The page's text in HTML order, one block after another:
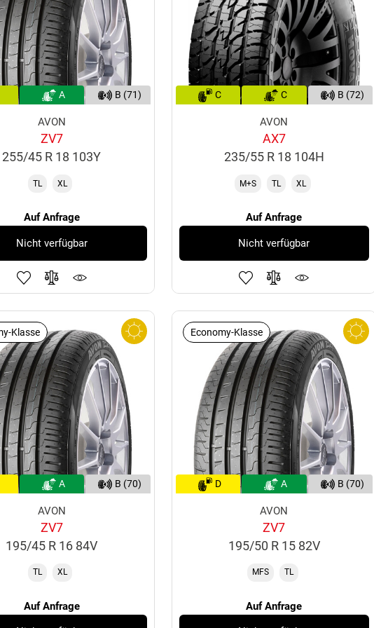
A B (71)
AVON
ZV7
255/45 R 18 103Y
TL XL
Auf Anfrage
Nicht verfügbar
C C B (72)
AVON
AX7
235/55 R 18 104H
M+S TL XL
Auf Anfrage
Nicht verfügbar
Klasse
A B (70)
AVON
ZV7
195/45 R 16 84V
TL XL
Auf Anfrage
Economy-Klasse
D A B (70)
AVON
ZV7
195/50 R 15 82V
MFS TL
Auf Anfrage